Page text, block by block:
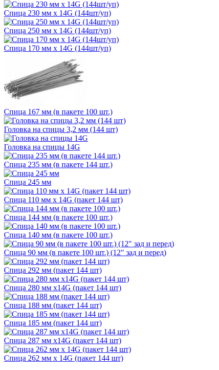
Спица 230 мм х 14G (144шт/уп)
Спица 250 мм х 14G (144шт/уп)
Спица 170 мм х 14G (144шт/уп)
Спица 167 мм (в пакете 100 шт.)
Головка на спицы 3,2 мм (144 шт)
Головка на спицы 14G
Спица 235 мм (в пакете 144 шт.)
Спица 245 мм
Спица 110 мм х 14G (пакет 144 шт)
Спица 144 мм (в пакете 100 шт.)
Спица 140 мм (в пакете 100 шт.)
Спица 90 мм (в пакете 100 шт.) (12" зад и перед)
Спица 292 мм (пакет 144 шт)
Спица 280 мм х14G (пакет 144 шт)
Спица 188 мм (пакет 144 шт)
Спица 185 мм (пакет 144 шт)
Спица 287 мм х14G (пакет 144 шт)
Спица 262 мм х 14G (пакет 144 шт)